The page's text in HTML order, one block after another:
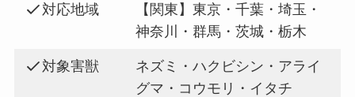
対応地域
【関東】東京・千葉・埼玉・
神奈川・群馬・茨城・栃木
対象害獣
ネズミ・ハクビシン・アライ
グマ・コウモリ・イタチ